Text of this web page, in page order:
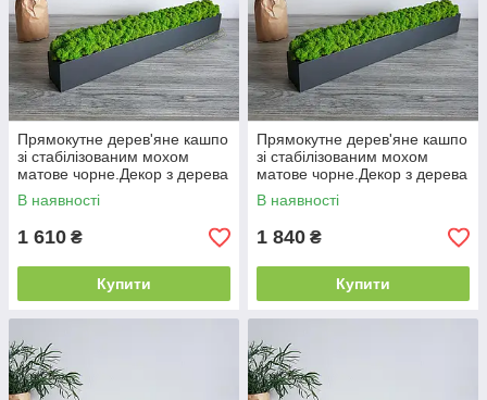
Прямокутне дерев'яне кашпо
зі стабілізованим мохом
матове чорне.Декор з дерева
70 см
В наявності
1 610 ₴
Купити
Прямокутне дерев'яне кашпо
зі стабілізованим мохом
матове чорне.Декор з дерева
80 см
В наявності
1 840 ₴
Купити